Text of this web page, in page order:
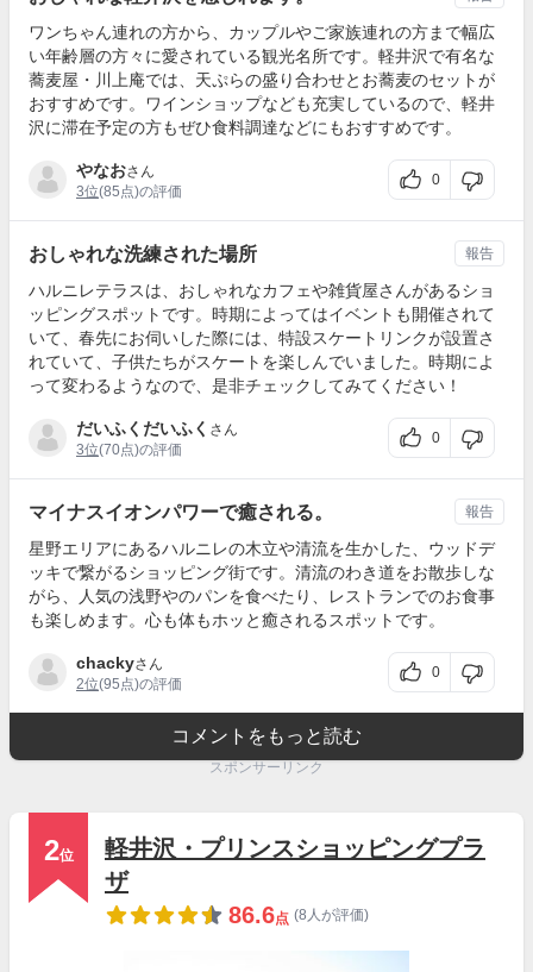
ワンちゃん連れの方から、カップルやご家族連れの方まで幅広
い年齢層の方々に愛されている観光名所です。軽井沢で有名な
蕎麦屋・川上庵では、天ぷらの盛り合わせとお蕎麦のセットが
おすすめです。ワインショップなども充実しているので、軽井
沢に滞在予定の方もぜひ食料調達などにもおすすめです。
やなおさん
3位(85点)の評価
0
おしゃれな洗練された場所
ハルニレテラスは、おしゃれなカフェや雑貨屋さんがあるショ
ッピングスポットです。時期によってはイベントも開催されて
いて、春先にお伺いした際には、特設スケートリンクが設置さ
れていて、子供たちがスケートを楽しんでいました。時期によ
って変わるようなので、是非チェックしてみてください！
だいふくだいふく さん
3位(70点)の評価
0
報告
マイナスイオンパワーで癒される。
星野エリアにあるハルニレの木立や清流を生かした、ウッドデ
ッキで繋がるショッピング街です。清流のわき道をお散歩しな
がら、人気の浅野やのパンを食べたり、レストランでのお食事
も楽しめます。心も体もホッと癒されるスポットです。
chackyさん
2位(95点)の評価
0
報告
コメントをもっと読む
スポンサーリンク
2位
軽井沢・プリンスショッピングプラ
ザ
86.6点 (8人が評価)